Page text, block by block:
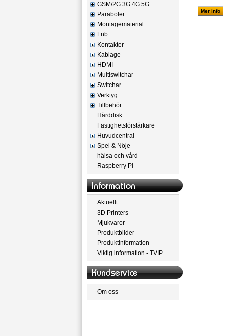
GSM/2G 3G 4G 5G
Paraboler
Montagematerial
Lnb
Kontakter
Kablage
HDMI
Multiswitchar
Switchar
Verktyg
Tillbehör
Hårddisk
Fastighetsförstärkare
Huvudcentral
Spel & Nöje
hälsa och vård
Raspberry Pi
Aktuellt
3D Printers
Mjukvaror
Produktbilder
Produktinformation
Viktig information - TVIP
Om oss
Mer info